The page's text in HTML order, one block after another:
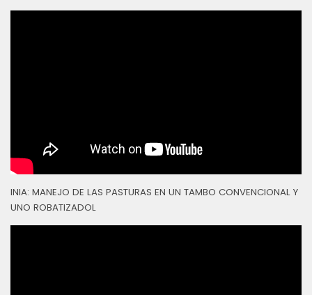
INIA: MANEJO DE LAS PASTURAS EN UN TAMBO CONVENCIONAL Y
UNO ROBATIZADOL